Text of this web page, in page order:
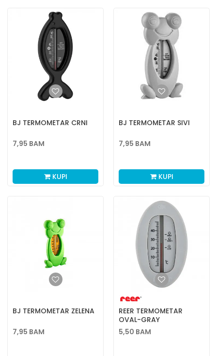
BJ TERMOMETAR CRNI
7,95 BAM
KUPI
BJ TERMOMETAR SIVI
7,95 BAM
KUPI
BJ TERMOMETAR ZELENA
7,95 BAM
REER TERMOMETAR
OVAL-GRAY
5,50 BAM